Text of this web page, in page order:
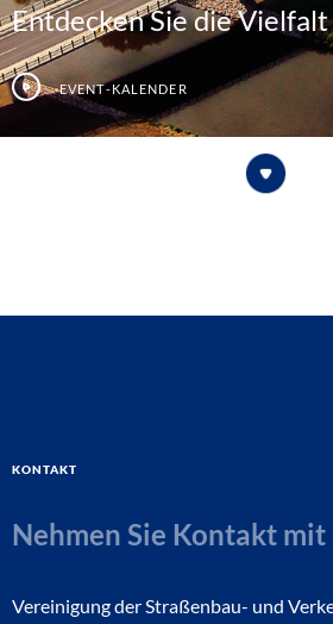
Entdecken Sie die
Event-Kalender
Kontakt
Nehmen Sie Kontakt mit
Vereinigung der Straßenbau- und